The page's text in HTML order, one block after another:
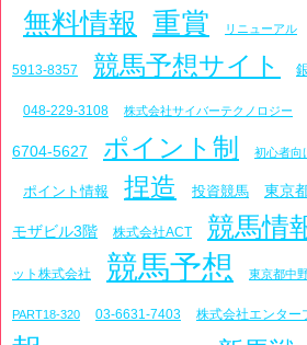
無料情報 重賞 リニューアル
5913-8357 競馬予想サイト
048-229-3108 株式会社サイバーテクノロジー
6704-5627 ポイント制 初心者向
ポイント情報 捏造 投資競馬 東京
モザビル3階 株式会社ACT 競馬情
ット株式会社 競馬予想 東京都中
PART18-320 03-6631-7403 株式会社エンター